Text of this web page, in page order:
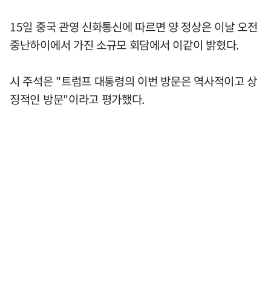
15일 중국 관영 신화통신에 따르면 양 정상은 이날 오전
중난하이에서 가진 소규모 회담에서 이같이 밝혔다.
시 주석은 "트럼프 대통령의 이번 방문은 역사적이고 상
징적인 방문"이라고 평가했다.